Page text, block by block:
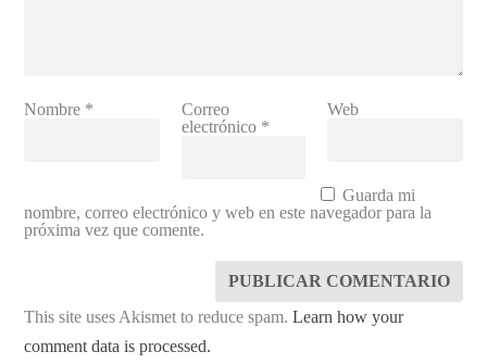
Nombre *
Correo
electrónico *
Web
Guarda mi
nombre, correo electrónico y web en este navegador para la
próxima vez que comente.
This site uses Akismet to reduce spam.Learn how your
comment data is processed.